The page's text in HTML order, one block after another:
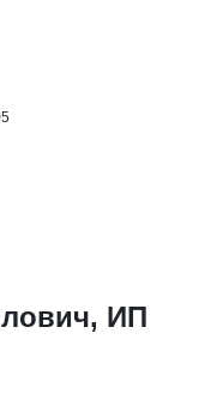
компании
ИП